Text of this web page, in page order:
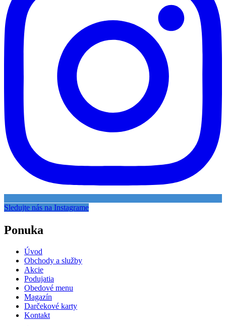
Sledujte nás na Instagrame
Ponuka
Úvod
Obchody a služby
Akcie
Podujatia
Obedové menu
Magazín
Darčekové karty
Kontakt